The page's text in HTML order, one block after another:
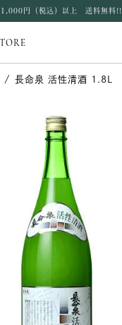
円（税込）以上 送料無料!!
長命泉 活性清酒 1.8L